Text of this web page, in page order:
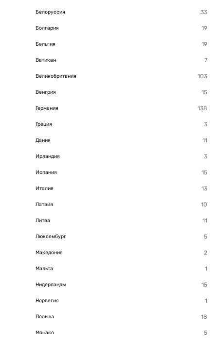
Белоруссия
Болгария
Бельгия
Ватикан
Великобритания
Венгрия
Германия
Греция
Дания
Ирландия
Испания
Италия
Латвия
Литва
Люксембург
Македония
Мальта
Нидерланды
Норвегия
Польша
Монако